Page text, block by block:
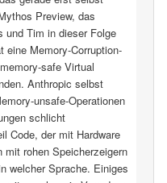
Preview, das
und Tim in dieser Folge
eine Memory-Corruption-
safe Virtual
Anthropic selbst
unsafe-Operationen
schlicht
Code, der mit Hardware
mit rohen Speicherzeigern
welcher Sprache. Einiges